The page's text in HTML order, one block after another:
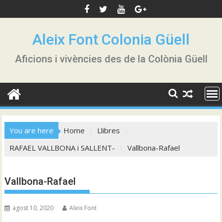
to
Aleix Font Colonia Güell
Aficions i vivències des de la Colònia Güell
You are here Home
Llibres
RAFAEL VALLBONA i SALLENT-
Vallbona-Rafael
Vallbona-Rafael
agost 10, 2020 Aleix Font